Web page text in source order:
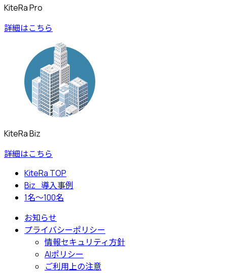
KiteRa Pro
詳細はこちら
KiteRa Biz
詳細はこちら
KiteRa TOP
Biz_導入事例
1名〜100名
お知らせ
プライバシーポリシー
情報セキュリティ方針
AIポリシー
ご利用上の注意